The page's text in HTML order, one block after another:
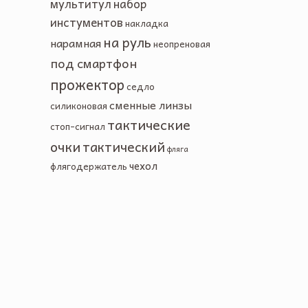
инстументов накладка
нарамнаяна руль неопреновая
под смартфон
прожектор седло
силиконовая сменные линзы
стоп-сигнал тактические
очкитактический фляга
флягодержатель чехол